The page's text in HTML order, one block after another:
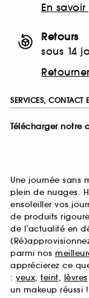
En
Retours
sous 14
SERVICES, CONTACT
Télécharger notre
Une journée sans
plein de nuages.
ensoleiller vos
de produits
de l’actualité en
parmi nos
apprécierez ce
: yeux, teint, lèvres
un makeup réussi